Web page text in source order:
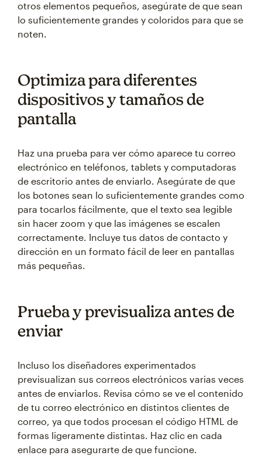
otros elementos pequeños, asegúrate de que sean
lo suficientemente grandes y coloridos para que se
noten.
Optimiza para diferentes
dispositivos y tamaños de
pantalla
Haz una prueba para ver cómo aparece tu correo
electrónico en teléfonos, tablets y computadoras
de escritorio antes de enviarlo. Asegúrate de que
los botones sean lo suficientemente grandes como
para tocarlos fácilmente, que el texto sea legible
sin hacer zoom y que las imágenes se escalen
correctamente. Incluye tus datos de contacto y
dirección en un formato fácil de leer en pantallas
más pequeñas.
Prueba y previsualiza antes de
enviar
Incluso los diseñadores experimentados
previsualizan sus correos electrónicos varias veces
antes de enviarlos. Revisa cómo se ve el contenido
de tu correo electrónico en distintos clientes de
correo, ya que todos procesan el código HTML de
formas ligeramente distintas. Haz clic en cada
enlace para asegurarte de que funcione.